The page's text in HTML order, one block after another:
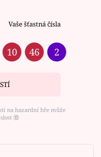
Vaše šťastná čísla
10 46 2
na hazardní hře může
⑱